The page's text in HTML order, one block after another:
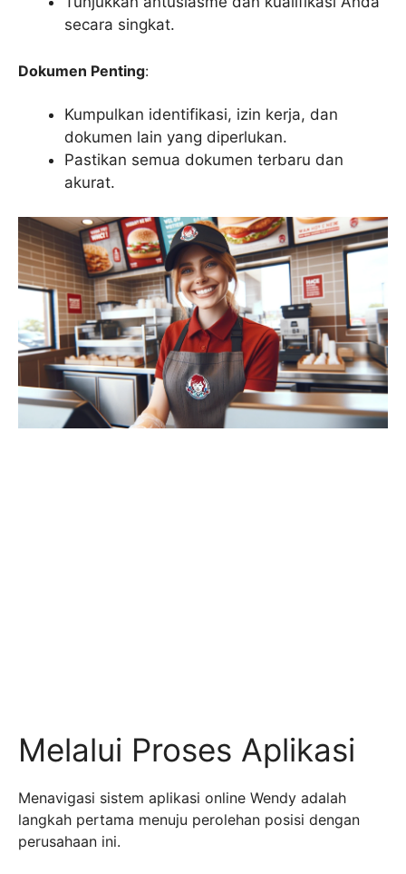
secara singkat.
Dokumen Penting:
Kumpulkan identifikasi, izin kerja, dan
dokumen lain yang diperlukan.
Pastikan semua dokumen terbaru dan
akurat.
Melalui Proses Aplikasi
Menavigasi sistem aplikasi online Wendy adalah
langkah pertama menuju perolehan posisi dengan
perusahaan ini.